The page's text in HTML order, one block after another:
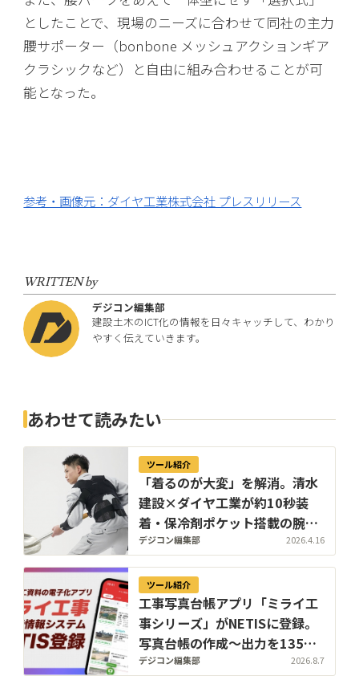
としたことで、現場のニーズに合わせて同社の主力
腰サポーター（bonbone メッシュアクションギア
クラシックなど）と自由に組み合わせることが可
能となった。
参考・画像元：ダイヤ工業株式会社 プレスリリース
WRITTEN by
デジコン編集部
建設土木のICT化の情報を日々キャッチして、わかり
やすく伝えていきます。
あわせて読みたい
ツール紹介
「着るのが大変」を解消。清水
建設×ダイヤ工業が約10秒装
着・保冷剤ポケット搭載の腕特
化型アシストスーツをフルモデ
ルチェンジ
デジコン編集部 2026.4.16
ツール紹介
工事写真台帳アプリ「ミライ工
事シリーズ」がNETISに登録。
写真台帳の作成〜出力を135分
から45分へ短縮
デジコン編集部 2026.8.7